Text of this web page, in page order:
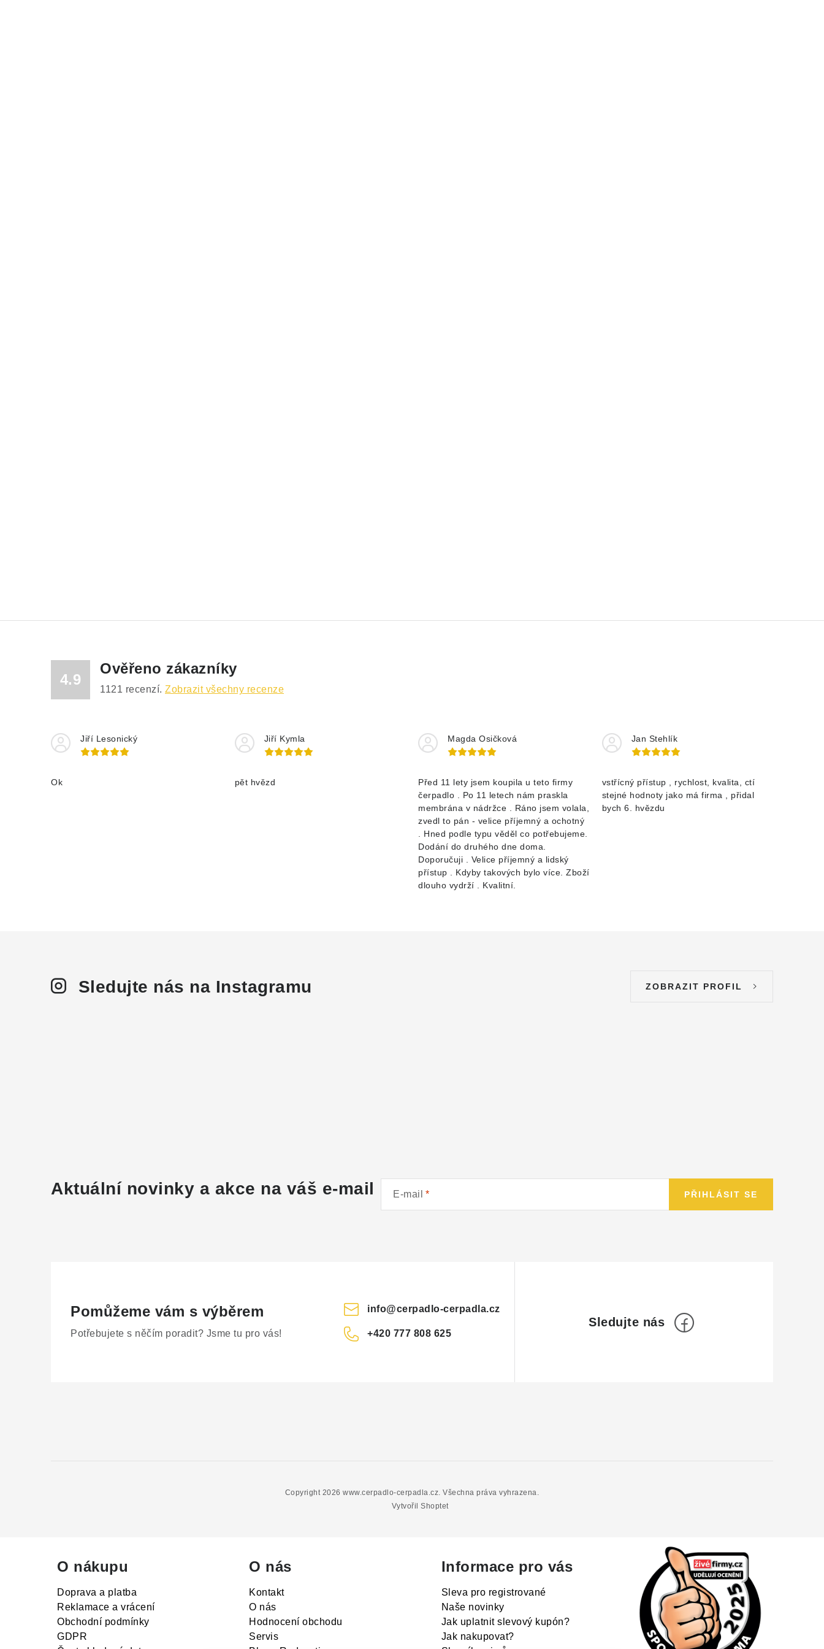
4.9
Ověřeno zákazníky
1121 recenzí. Zobrazit všechny recenze
Jiří Lesonický
Ok
Jiří Kymla
pět hvězd
Magda Osičková
Před 11 lety jsem koupila u teto firmy
čerpadlo . Po 11 letech nám praskla
membrána v nádržce . Ráno jsem volala,
zvedl to pán - velice příjemný a ochotný
. Hned podle typu věděl co potřebujeme.
Dodání do druhého dne doma.
Doporučuji . Velice příjemný a lidský
přístup . Kdyby takových bylo více. Zboží
dlouho vydrží . Kvalitní.
Jan Stehlík
vstřícný přístup , rychlost, kvalita, ctí
stejné hodnoty jako má firma , přidal
bych 6. hvězdu
Sledujte nás na Instagramu ZOBRAZIT PROFIL
Aktuální novinky a akce na váš e-mail E-mail PŘIHLÁSIT SE
Pomůžeme vám s výběrem
Potřebujete s něčím poradit? Jsme tu pro vás!
info@cerpadlo-cerpadla.cz
+420 777 808 625
Vytvořil Shoptet
Copyright 2026www.cerpadlo-cerpadla.cz. Všechna práva vyhrazena.
O nákupu
Doprava a platba
Reklamace a vrácení
Obchodní podmínky
GDPR
O nás
Kontakt
O nás
Hodnocení obchodu
Servis
Informace pro vás
Sleva pro registrované
Naše novinky
Jak uplatnit slevový kupón?
Jak nakupovat?